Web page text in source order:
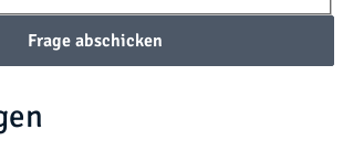
Frage abschicken